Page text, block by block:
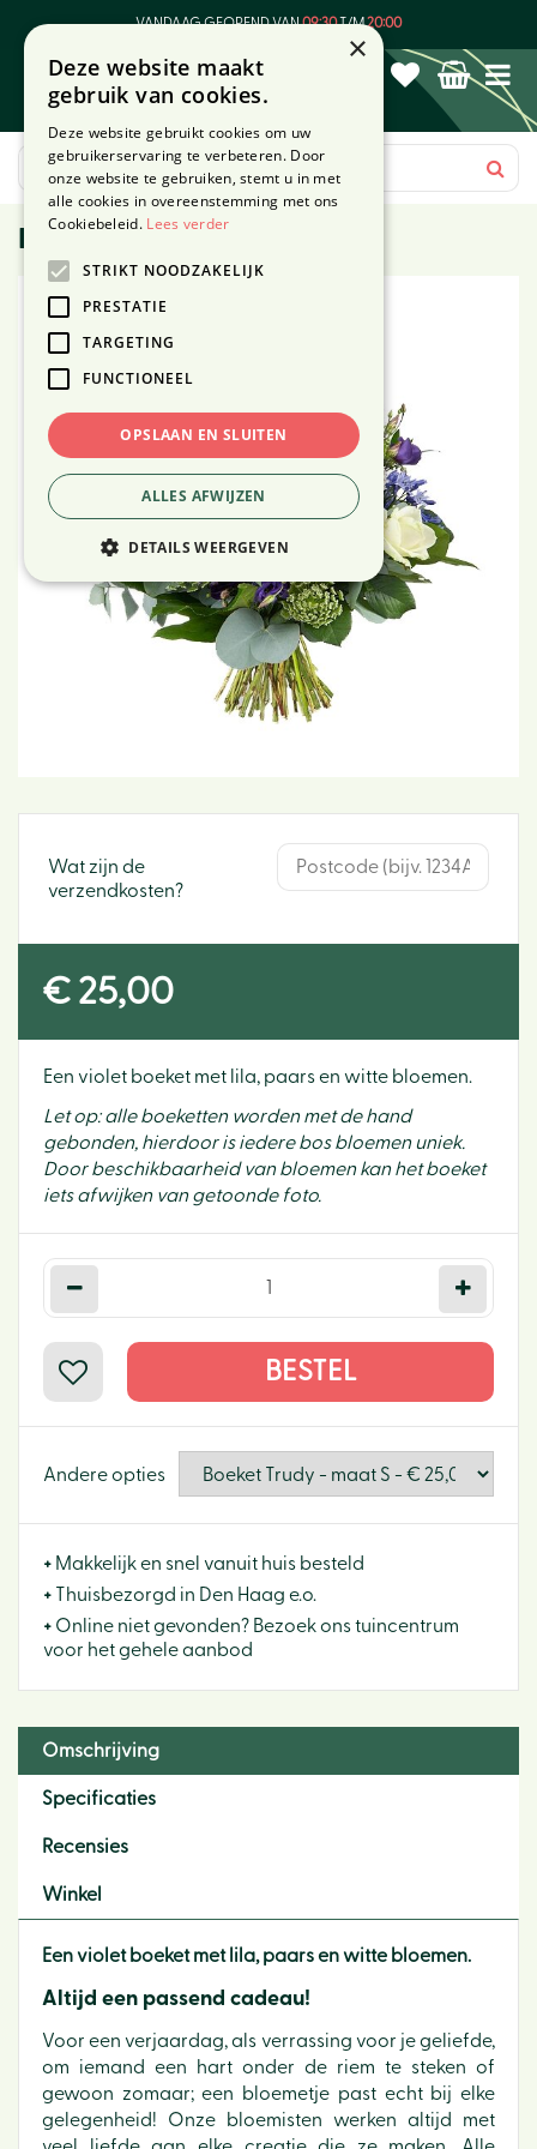
VANDAAG GEOPEND VAN09:30T/M20:00
Wat zijn de
verzendkosten?
€ 25,00
Een violet boeket met lila, paars en witte bloemen.
Let op: alle boeketten worden met de hand
gebonden, hierdoor is iedere bos bloemen uniek.
Door beschikbaarheid van bloemen kan het boeket
iets afwijken van getoonde foto.
Andere opties
+ Makkelijk en snel vanuit huis besteld
+ Thuisbezorgd in Den Haag e.o.
+ Online niet gevonden? Bezoek ons tuincentrum
voor het gehele aanbod
Omschrijving
Specificaties
Recensies
Winkel
Een violet boeket met lila, paars en witte bloemen.
Altijd een passend cadeau!
Voor een verjaardag, als verrassing voor je geliefde,
om iemand een hart onder de riem te steken of
gewoon zomaar; een bloemetje past echt bij elke
gelegenheid! Onze bloemisten werken altijd met
×
Deze website maakt
gebruik van cookies.
Deze website gebruikt cookies om uw
gebruikerservaring te verbeteren. Door
onze website te gebruiken, stemt u in met
alle cookies in overeenstemming met ons
Cookiebeleid. Lees verder
STRIKT NOODZAKELIJK
PRESTATIE
TARGETING
FUNCTIONEEL
OPSLAAN EN SLUITEN
ALLES AFWIJZEN
DETAILS WEERGEVEN